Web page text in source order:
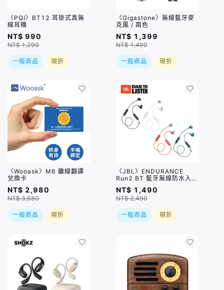
〈PQI〉BT12 耳掛式真無
線耳機
NT$ 990
NT$ 1,290
一般商品 現折
〈Gigastone〉無線藍牙麥
克風 / 兩色
NT$ 1,399
NT$ 1,499
一般商品 現折
〈Wooask〉M6 離線翻譯
兌換卡
NT$ 2,980
NT$ 3,680
一般商品 現折
〈JBL〉ENDURANCE
Run2 BT 藍牙無線防水入耳
式耳機 / 四色
NT$ 1,490
NT$ 2,490
一般商品 現折